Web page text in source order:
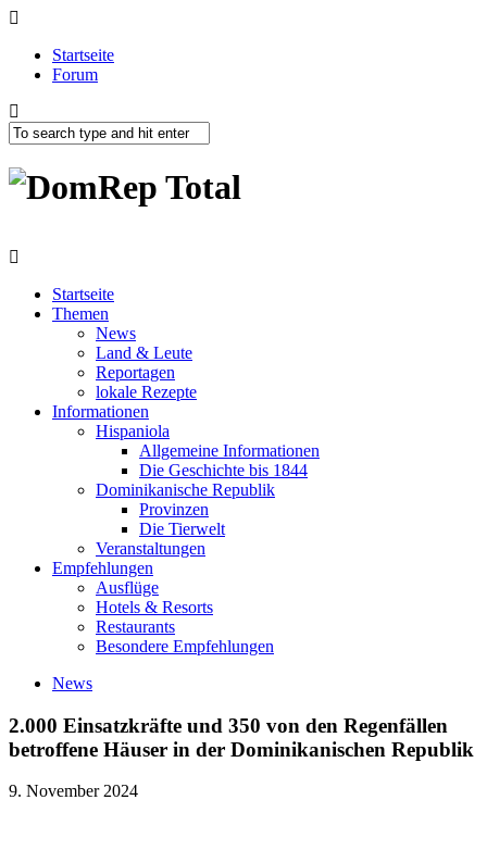
Startseite
Forum
Startseite
Themen
News
Land & Leute
Reportagen
lokale Rezepte
Informationen
Hispaniola
Allgemeine Informationen
Die Geschichte bis 1844
Dominikanische Republik
Provinzen
Die Tierwelt
Veranstaltungen
Empfehlungen
Ausflüge
Hotels & Resorts
Restaurants
Besondere Empfehlungen
News
2.000 Einsatzkräfte und 350 von den Regenfällen
betroffene Häuser in der Dominikanischen Republik
9. November 2024